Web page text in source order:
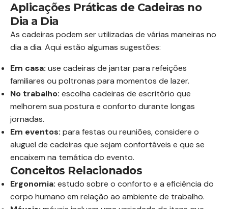
Aplicações Práticas de Cadeiras no
Dia a Dia
As cadeiras podem ser utilizadas de várias maneiras no
dia a dia. Aqui estão algumas sugestões:
Em casa: use cadeiras de jantar para refeições
familiares ou poltronas para momentos de lazer.
No trabalho: escolha cadeiras de escritório que
melhorem sua postura e conforto durante longas
jornadas.
Em eventos: para festas ou reuniões, considere o
aluguel de cadeiras que sejam confortáveis e que se
encaixem na temática do evento.
Conceitos Relacionados
Ergonomia: estudo sobre o conforto e a eficiência do
corpo humano em relação ao ambiente de trabalho.